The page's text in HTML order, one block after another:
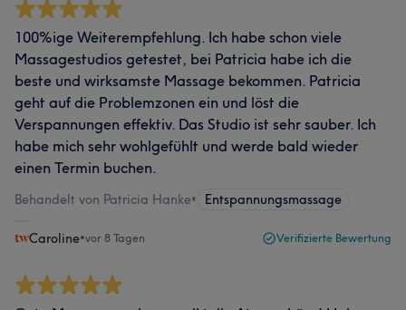
100%ige Weiterempfehlung. Ich habe schon viele
Massagestudios getestet, bei Patricia habe ich die
beste und wirksamste Massage bekommen. Patricia
geht auf die Problemzonen ein und löst die
Verspannungen effektiv. Das Studio ist sehr sauber. Ich
habe mich sehr wohlgefühlt und werde bald wieder
einen Termin buchen.
Behandelt von Patricia Hanke• Entspannungsmassage
Caroline•vor 8 Tagen Verifizierte Bewertung